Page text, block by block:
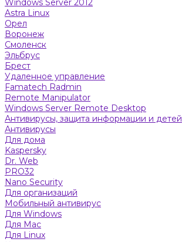
Astra Linux
Орел
Воронеж
Смоленск
Эльбрус
Брест
Удаленное управление
Famatech Radmin
Remote Manipulator
Windows Server Remote Desktop
Антивирусы, защита информации и детей
Антивирусы
Для дома
Kaspersky
Dr. Web
PRO32
Nano Security
Для организаций
Мобильный антивирус
Для Windows
Для Mac
Для Linux